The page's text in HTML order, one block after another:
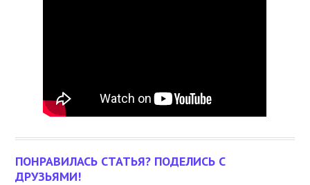
ПОНРАВИЛАСЬ СТАТЬЯ? ПОДЕЛИСЬ С
ДРУЗЬЯМИ!